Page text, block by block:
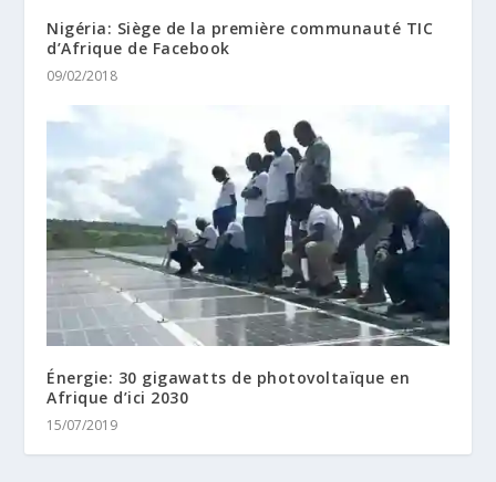
Nigéria: Siège de la première communauté TIC
d’Afrique de Facebook
09/02/2018
Énergie: 30 gigawatts de photovoltaïque en
Afrique d’ici 2030
15/07/2019